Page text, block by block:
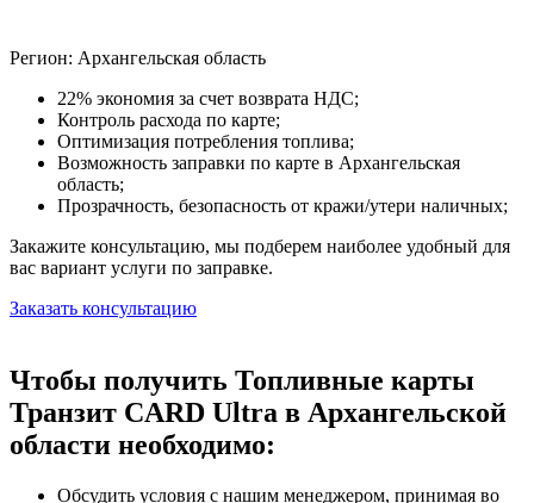
Регион: Архангельская область
22% экономия за счет возврата НДС;
Контроль расхода по карте;
Оптимизация потребления топлива;
Возможность заправки по карте в Архангельская
область;
Прозрачность, безопасность от кражи/утери наличных;
Закажите консультацию, мы подберем наиболее удобный для
вас вариант услуги по заправке.
Заказать консультацию
Чтобы получить Топливные карты
Транзит CARD Ultra в Архангельской
области необходимо:
Обсудить условия с нашим менеджером, принимая во